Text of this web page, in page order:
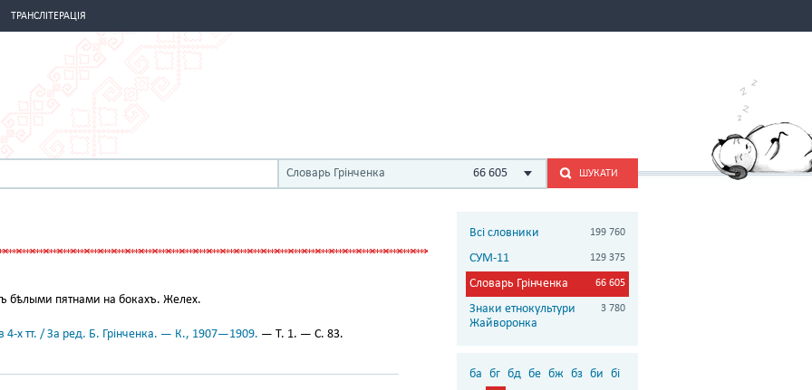
ТРАНСЛІТЕРАЦІЯ
Словарь Грінченка 66 605 ШУКАТИ
бѣлыми пятнами на бокахъ. Желех.
4-х тт. / За ред. Б. Грінченка. — К., 1907—1909. — Т. 1. — С. 83.
Всі словники 199 760
СУМ-11 129 375
Словарь Грінченка 66 605
Знаки етнокультури
Жайворонка
3 780
ба бг бд бе бж бз би бі